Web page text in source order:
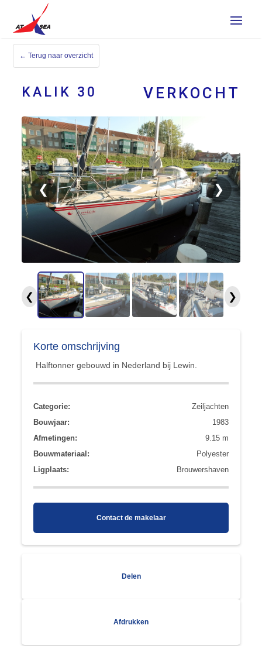
← Terug naar overzicht
KALIK 30 VERKOCHT
VERKOCHT
Verkocht
❮ ❯
❮ ❯
Korte omschrijving
Halftonner gebouwd in Nederland bij Lewin.
Categorie:
Zeiljachten
Bouwjaar:
1983
Afmetingen:
9.15 m
Bouwmateriaal:
Polyester
Ligplaats:
Brouwershaven
Contact de makelaar
Delen
Afdrukken